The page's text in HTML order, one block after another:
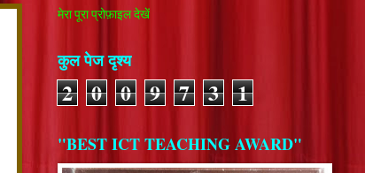
मेरा पूरा प्रोफ़ाइल देखें
कुल पेज दृश्य
2 0 0 9 7 3 1
"BEST ICT TEACHING AWARD"